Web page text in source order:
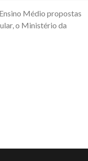
Médio propostas
o Ministério da